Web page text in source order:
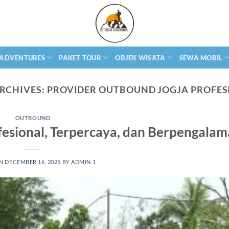
PAKET TOUR OBJEK WISATA SEWA MOBIL
PROVIDER OUTBOUND JOGJA
OUTBOUND
Terpercaya, dan
DECEMBER 16, 2025 BYADMIN 1